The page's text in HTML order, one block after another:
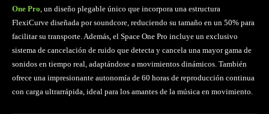
One Pro , un diseño plegable único que incorpora una estructura
FlexiCurve diseñada por soundcore, reduciendo su tamaño en un 50% para
facilitar su transporte. Además, el Space One Pro incluye un exclusivo
sistema de cancelación de ruido que detecta y cancela una mayor gama de
sonidos en tiempo real, adaptándose a movimientos dinámicos. También
ofrece una impresionante autonomía de 60 horas de reproducción continua
con carga ultrarrápida, ideal para los amantes de la música en movimiento.